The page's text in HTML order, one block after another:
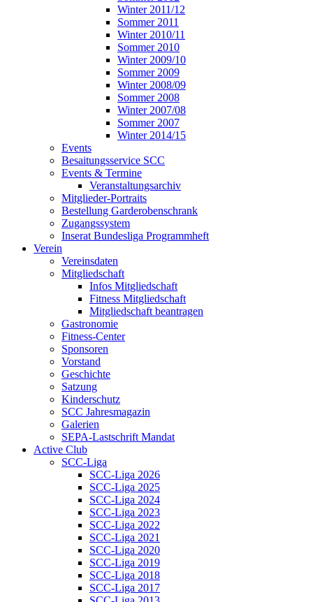
Winter 2011/12
Sommer 2011
Winter 2010/11
Sommer 2010
Winter 2009/10
Sommer 2009
Winter 2008/09
Sommer 2008
Winter 2007/08
Sommer 2007
Winter 2014/15
Events
Besaitungsservice SCC
Events & Termine
Veranstaltungsarchiv
Mitglieder-Portraits
Bestellung Garderobenschrank
Zugangssystem
Inserat Bundesliga Programmheft
Verein
Vereinsdaten
Mitgliedschaft
Infos Mitgliedschaft
Fitness Mitgliedschaft
Mitgliedschaft beantragen
Gastronomie
Fitness-Center
Sponsoren
Vorstand
Geschichte
Satzung
Kinderschutz
SCC Jahresmagazin
Galerien
SEPA-Lastschrift Mandat
Active Club
SCC-Liga
SCC-Liga 2026
SCC-Liga 2025
SCC-Liga 2024
SCC-Liga 2023
SCC-Liga 2022
SCC-Liga 2021
SCC-Liga 2020
SCC-Liga 2019
SCC-Liga 2018
SCC-Liga 2017